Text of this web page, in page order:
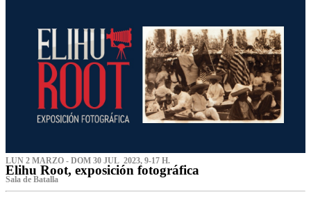
LUN 2 MARZO - DOM 30 JUL 2023, 9-17 H.
Elihu Root, exposición fotográfica
Sala de Batalla